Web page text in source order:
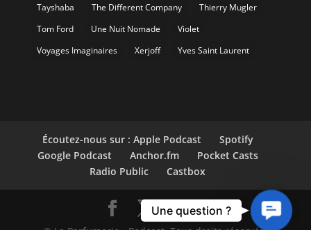
Tayshaba
The Different Company
Thierry Mugler
Tom Ford
Une Nuit Nomade
Violet
Voyages Imaginaires
Xerjoff Yves Saint Laurent
Écoutez-nous sur : Apple Podcast
Spotify
Google Podcast
Anchor.fm
Pocket Casts
Radio Public
Castbox
Contact
Une question ?